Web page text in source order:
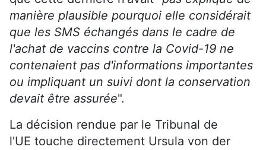
manière plausible pourquoi elle considérait
que les SMS échangés dans le cadre de
l'achat de vaccins contre la Covid-19 ne
contenaient pas d'informations importantes
ou impliquant un suivi dont la conservation
devait être assurée".
La décision rendue par le Tribunal de
l'UE touche directement Ursula von der